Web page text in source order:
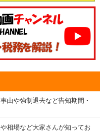
由や強制退去など告知期間・
相場など大家さんが知ってお